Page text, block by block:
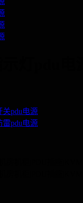
关pdu电源
雷pdu电源